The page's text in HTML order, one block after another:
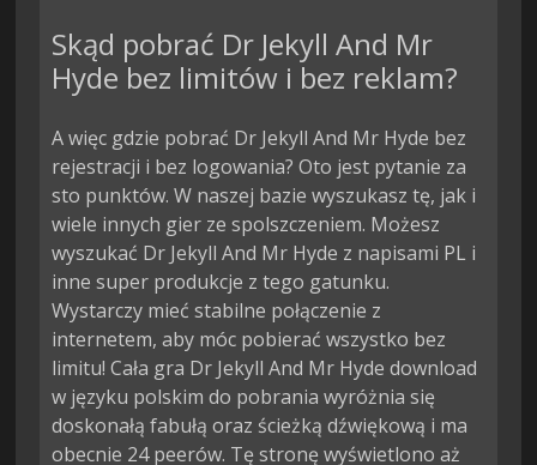
Skąd pobrać Dr Jekyll And Mr
Hyde bez limitów i bez reklam?
A więc gdzie pobrać Dr Jekyll And Mr Hyde bez
rejestracji i bez logowania? Oto jest pytanie za
sto punktów. W naszej bazie wyszukasz tę, jak i
wiele innych gier ze spolszczeniem. Możesz
wyszukać Dr Jekyll And Mr Hyde z napisami PL i
inne super produkcje z tego gatunku.
Wystarczy mieć stabilne połączenie z
internetem, aby móc pobierać wszystko bez
limitu! Cała gra Dr Jekyll And Mr Hyde download
w języku polskim do pobrania wyróżnia się
doskonałą fabułą oraz ścieżką dźwiękową i ma
obecnie 24 peerów. Tę stronę wyświetlono aż